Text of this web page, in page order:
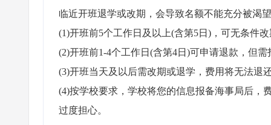
临近开班退学或改期，会导致名额不能充分被渴
(1)开班前5个工作日及以上(含第5日)，可无条件
(2)开班前1-4个工作日(含第4日)可申请退款，但
(3)开班当天及以后需改期或退学，费用将无法退
(4)按学校要求，学校将您的信息报备海事局后，
过度担心。